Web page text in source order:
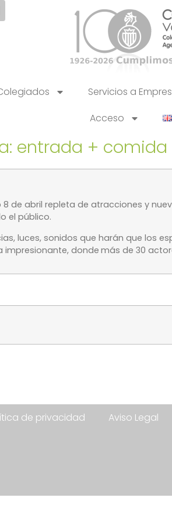
Servicios a
Acceso
entrada + comida
8 de abril repleta de atracciones y
el público.
luces, sonidos que harán que los
impresionante, donde más de 30
de privacidad Aviso Legal